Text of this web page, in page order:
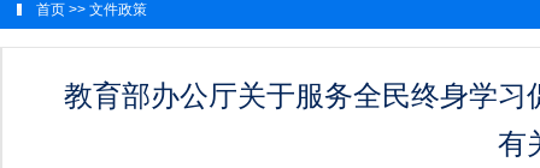
首页 >> 文件政策
教育部办公厅关于服务全民终身学
有